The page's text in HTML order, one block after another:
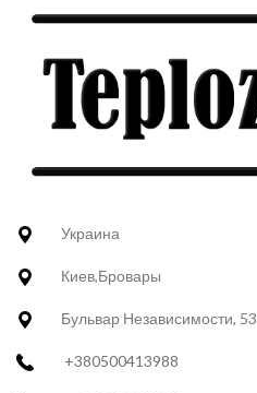
Украина
Киев,Бровары
Бульвар Независимости, 53
+380500413988